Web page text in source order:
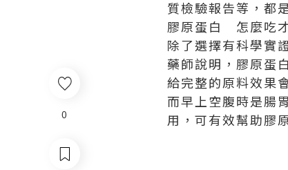
0
質檢驗報告等，都
膠原蛋白 怎麼吃
除了選擇有科學實
藥師說明，膠原蛋
給完整的原料效果
而早上空腹時是腸
用，可有效幫助膠